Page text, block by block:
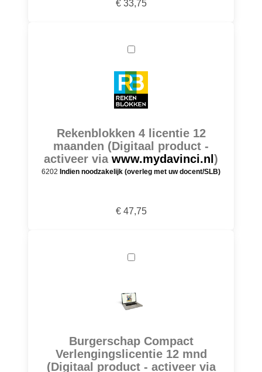
€ 33,75
Rekenblokken 4 licentie 12
maanden (Digitaal product -
activeer via www.mydavinci.nl )
6202 Indien noodzakelijk (overleg met uw docent/SLB)
€ 47,75
Burgerschap Compact
Verlengingslicentie 12 mnd
(Digitaal product - activeer via